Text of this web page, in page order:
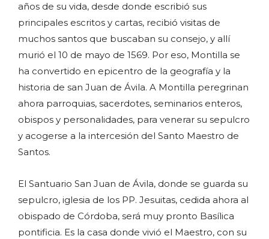
años de su vida, desde donde escribió sus
principales escritos y cartas, recibió visitas de
muchos santos que buscaban su consejo, y allí
murió el 10 de mayo de 1569. Por eso, Montilla se
ha convertido en epicentro de la geografía y la
historia de san Juan de Ávila. A Montilla peregrinan
ahora parroquias, sacerdotes, seminarios enteros,
obispos y personalidades, para venerar su sepulcro
y acogerse a la intercesión del Santo Maestro de
Santos.
El Santuario San Juan de Ávila, donde se guarda su
sepulcro, iglesia de los PP. Jesuitas, cedida ahora al
obispado de Córdoba, será muy pronto Basílica
pontificia. Es la casa donde vivió el Maestro, con su